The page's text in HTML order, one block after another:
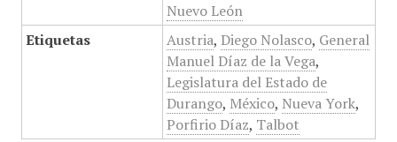
Nuevo León
Etiquetas
Austria, Diego Nolasco, General
Manuel Díaz de la Vega,
Legislatura del Estado de
Durango, México, Nueva York,
Porfirio Díaz, Talbot